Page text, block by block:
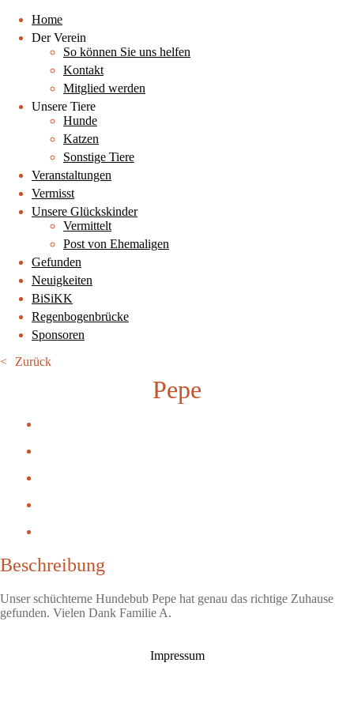
Home
Der Verein
So können Sie uns helfen
Kontakt
Mitglied werden
Unsere Tiere
Hunde
Katzen
Sonstige Tiere
Veranstaltungen
Vermisst
Unsere Glückskinder
Vermittelt
Post von Ehemaligen
Gefunden
Neuigkeiten
BiSiKK
Regenbogenbrücke
Sponsoren
Zurück
Pepe
Beschreibung
Unser schüchterne Hundebub Pepe hat genau das richtige Zuhause
gefunden. Vielen Dank Familie A.
Impressum